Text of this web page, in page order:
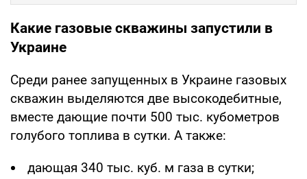
Какие газовые скважины запустили в
Украине
Среди ранее запущенных в Украине газовых
скважин выделяются две высокодебитные,
вместе дающие почти 500 тыс. кубометров
голубого топлива в сутки. А также:
дающая 340 тыс. куб. м газа в сутки;